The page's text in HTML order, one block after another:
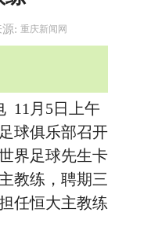
: 重庆新闻网
11月5日上午
球俱乐部召开
界足球先生卡
教练，聘期三
任恒大主教练